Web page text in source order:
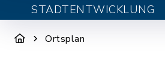
STADTENTWICKLUNG
Ortsplan